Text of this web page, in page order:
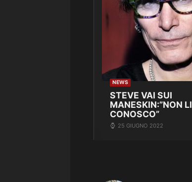
NEWS
STEVE VAI SUI
MANESKIN:”NON LI
CONOSCO”
25 GIUGNO 2022